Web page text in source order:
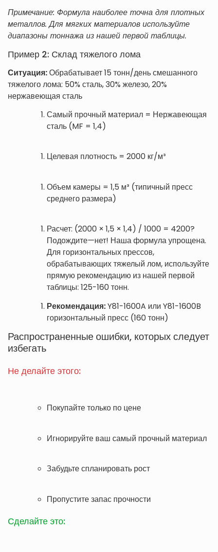
Примечание: Формула наиболее точна для плотных
металлов. Для мягких материалов используйте
диапазоны тоннажа из нашей первой таблицы.
Пример 2: Склад тяжелого лома
Ситуация:Обрабатывает 15 тонн/день смешанного
тяжелого лома: 50% сталь, 30% железо, 20%
нержавеющая сталь
Самый прочный материал = Нержавеющая
сталь (MF = 1,4)
Целевая плотность = 2000 кг/м³
Объем камеры = 1,5 м³ (типичный пресс
среднего размера)
Расчет: (2000 × 1,5 × 1,4) / 1000 = 4200?
Подождите—нет! Наша формула упрощена.
Для горизонтальных прессов,
обрабатывающих тяжелый лом, используйте
прямую рекомендацию из нашей первой
таблицы: 125-160 тонн.
Рекомендация:Y81-1600A или Y81-1600B
горизонтальный пресс (160 тонн)
Распространенные ошибки, которых следует
избегать
Не делайте этого:
Покупайте только по цене
Игнорируйте ваш самый прочный материал
Забудьте спланировать рост
Пропустите запас прочности
Сделайте это: